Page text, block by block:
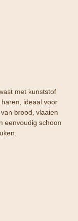
met kunststof
ideaal voor
brood, vlaaien
eenvoudig schoon